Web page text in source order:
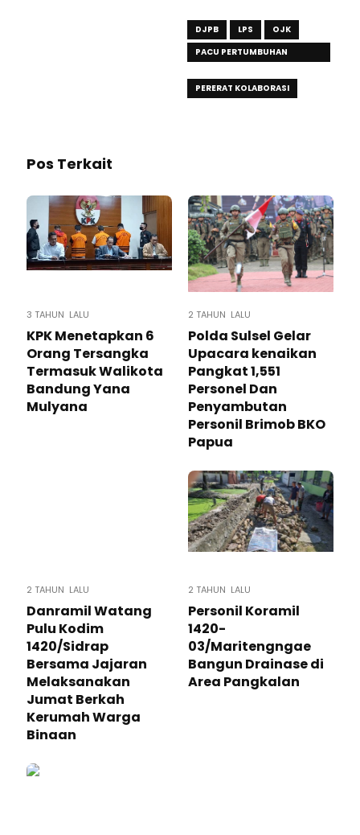
DJPB LPS
OJK
PACU PERTUMBUHAN
PERERAT KOLABORASI
Pos Terkait
3 TAHUN LALU
KPK Menetapkan 6
Orang Tersangka
Termasuk Walikota
Bandung Yana
Mulyana
2 TAHUN LALU
Polda Sulsel Gelar
Upacara kenaikan
Pangkat 1,551
Personel Dan
Penyambutan
Personil Brimob BKO
Papua
2 TAHUN LALU
Danramil Watang
Pulu Kodim
1420/Sidrap
Bersama Jajaran
Melaksanakan
Jumat Berkah
Kerumah Warga
Binaan
2 TAHUN LALU
Personil Koramil
1420-
03/Maritengngae
Bangun Drainase di
Area Pangkalan